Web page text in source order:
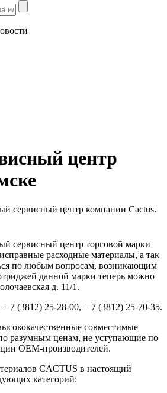
центр
сервисный центр компании Cactus.
сервисный центр торговой марки
расходные материалы, а так
по любым вопросам, возникающим
данной марки теперь можно
д. 11/1.
7 (3812) 25-28-00, + 7 (3812) 25-70-35.
совместимые
разумным ценам, не уступающие по
ОЕМ-производителей.
CACTUS в настоящий
категорий: